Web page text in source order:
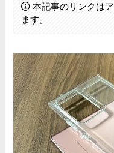
本記事のリンクは
ます。